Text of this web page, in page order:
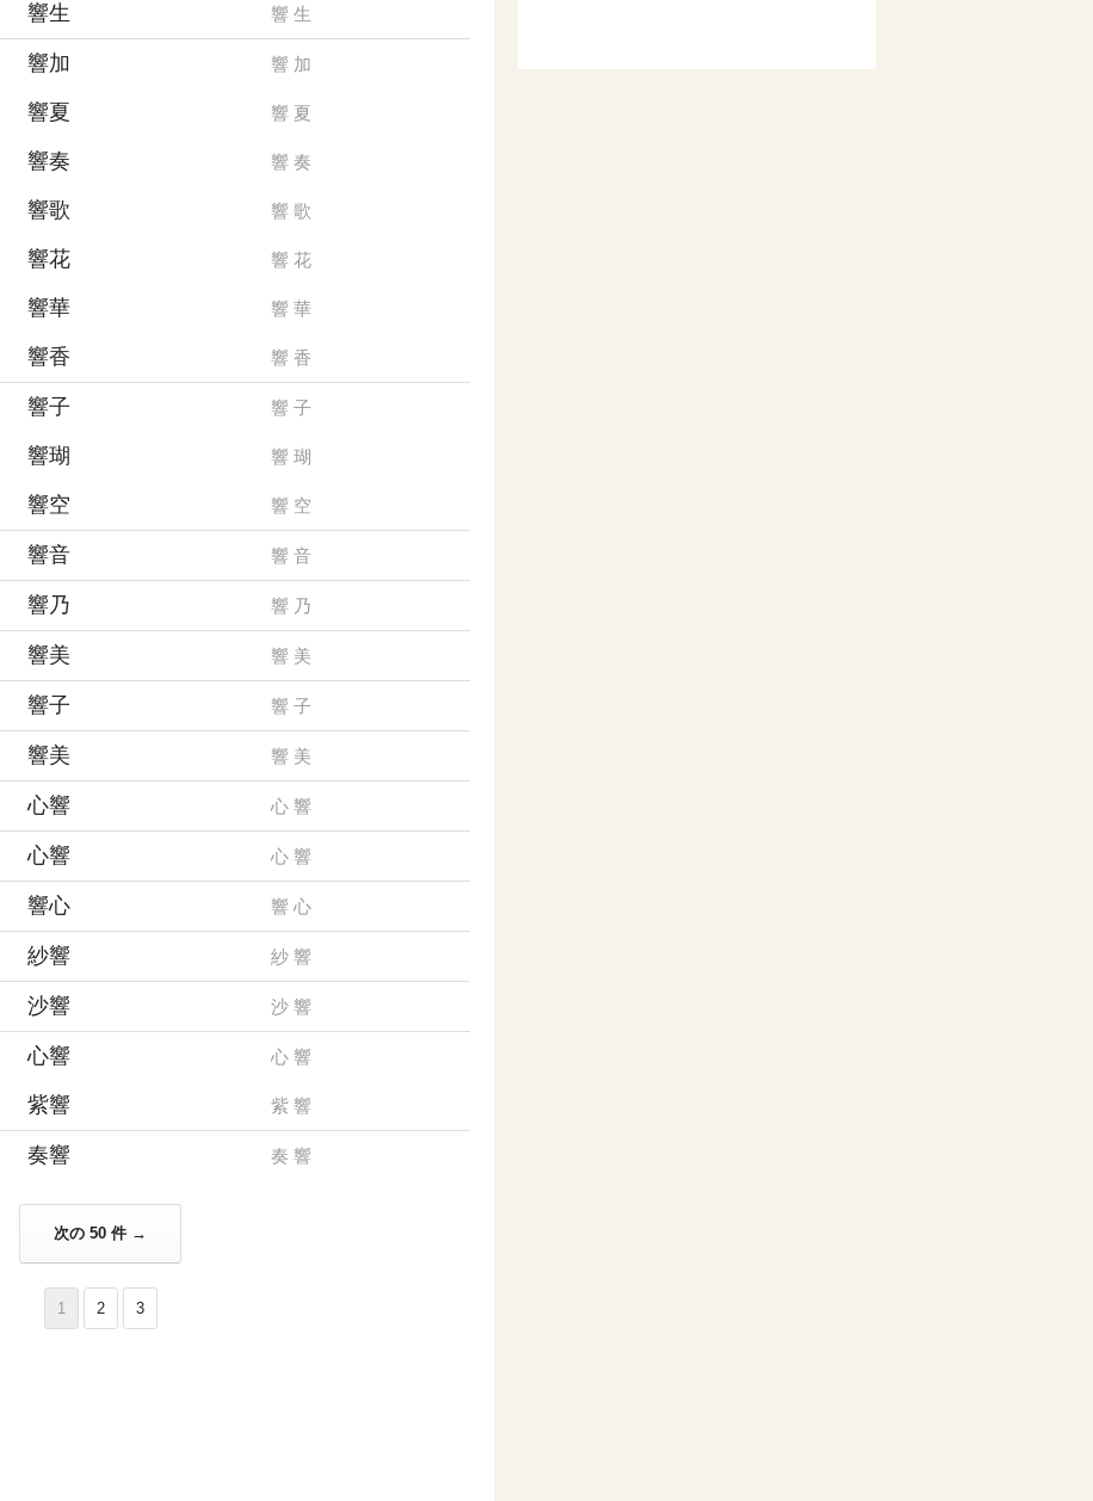
響生 響 生
響加 響 加
響夏 響 夏
響奏 響 奏
響歌 響 歌
響花 響 花
響華 響 華
響香 響 香
響子 響 子
響瑚 響 瑚
響空 響 空
響音 響 音
響乃 響 乃
響美 響 美
響子 響 子
響美 響 美
心響 心 響
心響 心 響
響心 響 心
紗響 紗 響
沙響 沙 響
心響 心 響
紫響 紫 響
奏響 奏 響
次の 50 件 →
1 2 3